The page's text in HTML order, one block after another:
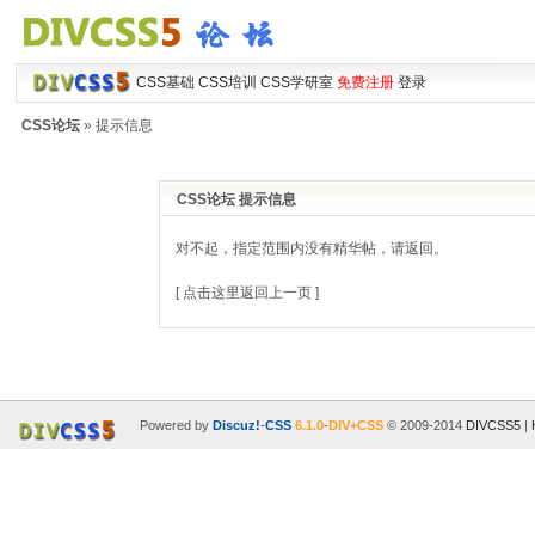
CSS基础 CSS培训 CSS学研室 免费注册 登录
CSS论坛 » 提示信息
CSS论坛 提示信息
对不起，指定范围内没有精华帖，请返回。
[ 点击这里返回上一页 ]
Powered byDiscuz!-CSS 6.1.0-DIV+CSS © 2009-2014 DIVCSS5 |